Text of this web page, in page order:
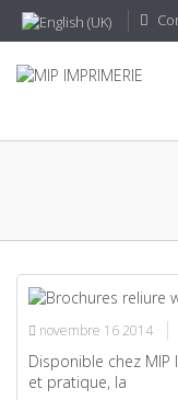
novembre 16 2014
Disponible chez MIP
et pratique, la